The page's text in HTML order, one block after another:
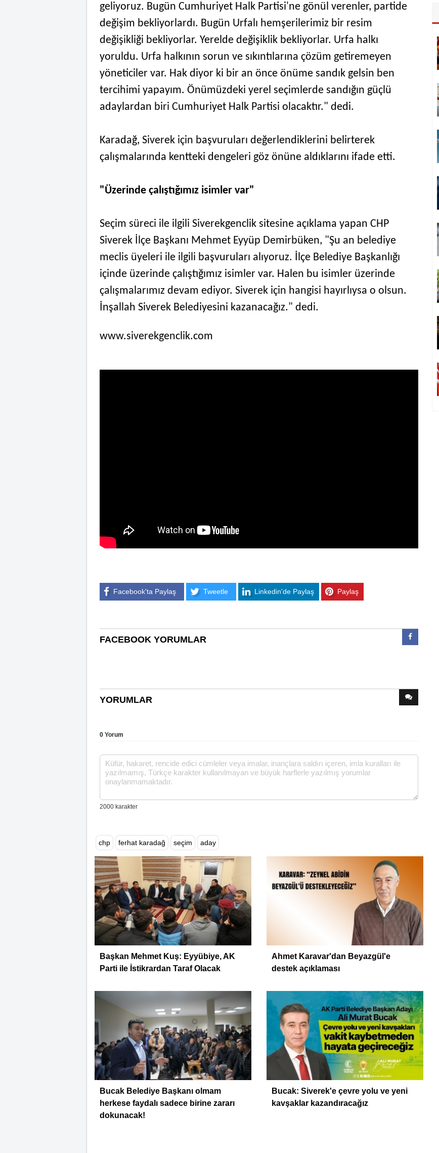
geliyoruz. Bugün Cumhuriyet Halk Partisi'ne gönül verenler, partide
değişim bekliyorlardı. Bugün Urfalı hemşerilerimiz bir resim
değişikliği bekliyorlar. Yerelde değişiklik bekliyorlar. Urfa halkı
yoruldu. Urfa halkının sorun ve sıkıntılarına çözüm getiremeyen
yöneticiler var. Hak diyor ki bir an önce önüme sandık gelsin ben
tercihimi yapayım. Önümüzdeki yerel seçimlerde sandığın güçlü
adaylardan biri Cumhuriyet Halk Partisi olacaktır." dedi.
Karadağ, Siverek için başvuruları değerlendiklerini belirterek
çalışmalarında kentteki dengeleri göz önüne aldıklarını ifade etti.
"Üzerinde çalıştığımız isimler var"
Seçim süreci ile ilgili Siverekgenclik sitesine açıklama yapan CHP
Siverek İlçe Başkanı Mehmet Eyyüp Demirbüken, "Şu an belediye
meclis üyeleri ile ilgili başvuruları alıyoruz. İlçe Belediye Başkanlığı
içinde üzerinde çalıştığımız isimler var. Halen bu isimler üzerinde
çalışmalarımız devam ediyor. Siverek için hangisi hayırlıysa o olsun.
İnşallah Siverek Belediyesini kazanacağız." dedi.
www.siverekgenclik.com
Facebook'ta Paylaş Tweetle Linkedin'de Paylaş Paylaş
FACEBOOK YORUMLAR
YORUMLAR
0 Yorum
chp ferhat karadağ seçim aday
Başkan Mehmet Kuş: Eyyübiye, AK
Parti ile İstikrardan Taraf Olacak
Ahmet Karavar'dan Beyazgül'e
destek açıklaması
Bucak Belediye Başkanı olmam
herkese faydalı sadece birine zararı
dokunacak!
Bucak: Siverek'e çevre yolu ve yeni
kavşaklar kazandıracağız